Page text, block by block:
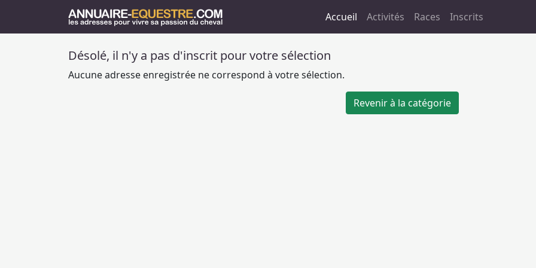
Accueil Activités Races Inscrits
Désolé, il n'y a pas d'inscrit pour votre sélection
Aucune adresse enregistrée ne correspond à votre sélection.
Revenir à la catégorie